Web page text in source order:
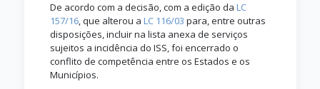
De acordo com a decisão, com a edição da LC
157/16, que alterou a LC 116/03 para, entre outras
disposições, incluir na lista anexa de serviços
sujeitos a incidência do ISS, foi encerrado o
conflito de competência entre os Estados e os
Municípios.